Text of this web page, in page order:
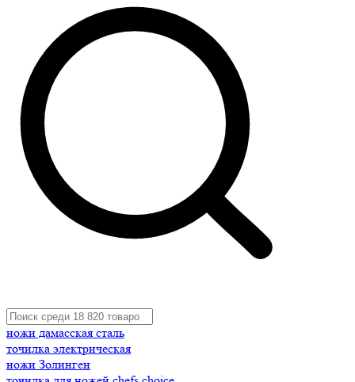
ножи дамасская сталь
точилка электрическая
ножи Золинген